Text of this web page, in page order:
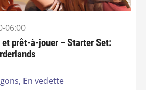
06:00
et prêt-à-jouer – Starter Set:
En vedette